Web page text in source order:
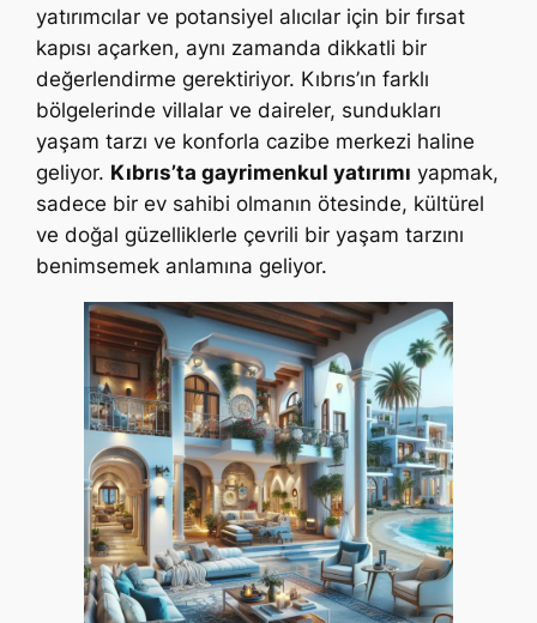
yatırımcılar ve potansiyel alıcılar için bir fırsat
kapısı açarken, aynı zamanda dikkatli bir
değerlendirme gerektiriyor. Kıbrıs’ın farklı
bölgelerinde villalar ve daireler, sundukları
yaşam tarzı ve konforla cazibe merkezi haline
geliyor. Kıbrıs’ta gayrimenkul yatırımı yapmak,
sadece bir ev sahibi olmanın ötesinde, kültürel
ve doğal güzelliklerle çevrili bir yaşam tarzını
benimsemek anlamına geliyor.